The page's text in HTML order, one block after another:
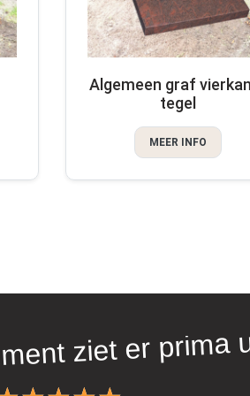
Algemeen graf
tegel
MEER INFO
ziet er prima